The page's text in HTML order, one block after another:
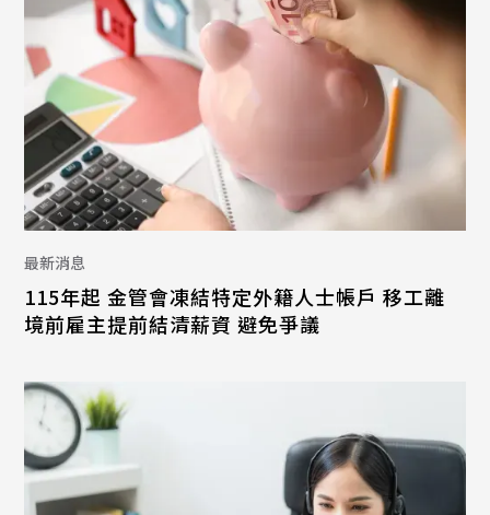
最新消息
115年起 金管會凍結特定外籍人士帳戶 移工離
境前雇主提前結清薪資 避免爭議